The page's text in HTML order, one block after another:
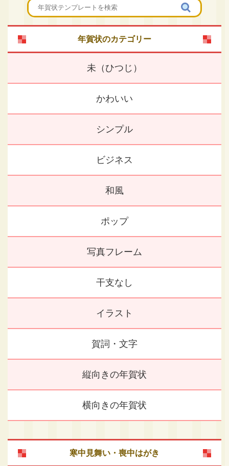
年賀状のカテゴリー
未（ひつじ）
かわいい
シンプル
ビジネス
和風
ポップ
写真フレーム
干支なし
イラスト
賀詞・文字
縦向きの年賀状
横向きの年賀状
寒中見舞い・喪中はがき